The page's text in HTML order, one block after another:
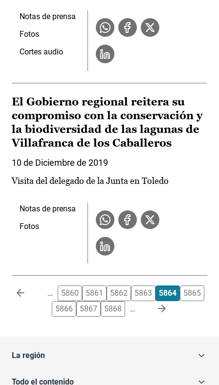
Notas de prensa
Fotos
Cortes audio
El Gobierno regional reitera su
compromiso con la conservación y
la biodiversidad de las lagunas de
Villafranca de los Caballeros
10 de Diciembre de 2019
Visita del delegado de la Junta en Toledo
Notas de prensa
Fotos
Paginación … 5860 5861 5862 5863 5864
5865
5866
5867 5868 …
La región
Todo el contenido